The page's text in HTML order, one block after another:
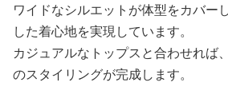
ワイドなシルエットが体型をカバー
した着心地を実現しています。
カジュアルなトップスと合わせれば
のスタイリングが完成します。